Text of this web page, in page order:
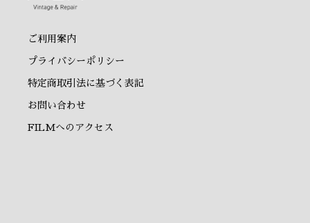
ご利用案内
プライバシーポリシー
特定商取引法に基づく表記
お問い合わせ
FILMへのアクセス